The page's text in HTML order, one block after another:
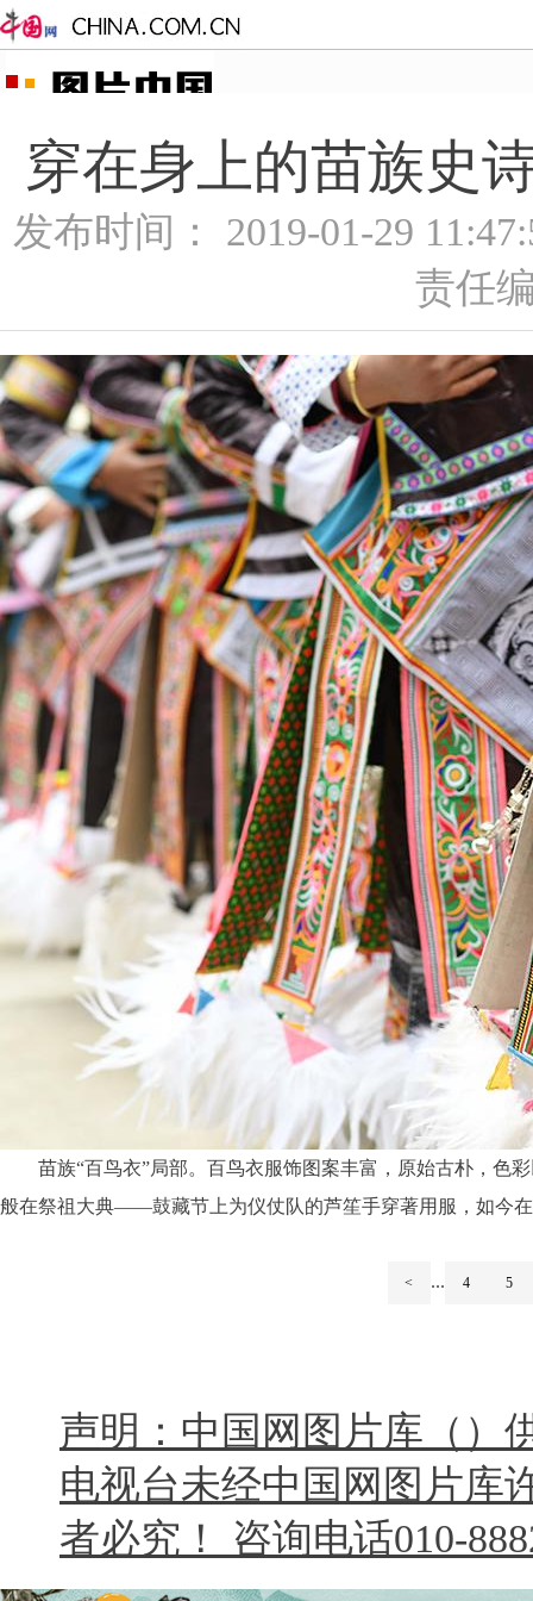
穿在身上的苗族史
发布时间： 2019-01-29
责任
苗族“百鸟衣”局部。百鸟衣服饰图案丰富，原始古朴，色
般在祭祖大典——鼓藏节上为仪仗队的芦笙手穿著用服，如今
< ... 4 5
声明：中国网图片库（）
电视台未经中国网图片库
者必究！ 咨询电话010-